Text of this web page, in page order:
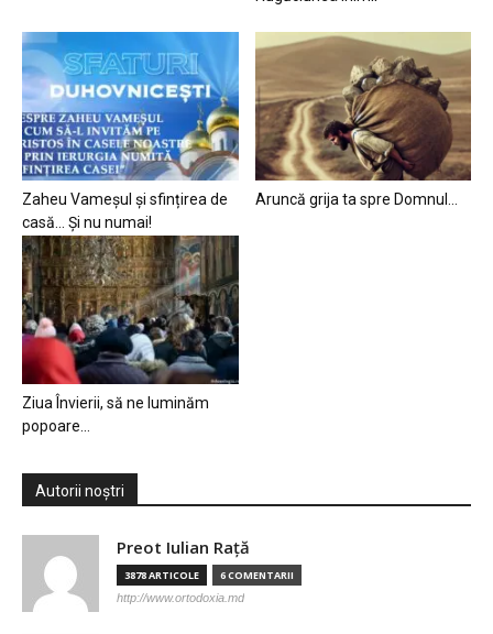
Zaheu Vameșul și sfințirea de
casă… Și nu numai!
Aruncă grija ta spre Domnul…
Ziua Învierii, să ne luminăm
popoare…
Autorii noștri
Preot Iulian Raţă
3878 ARTICOLE 6 COMENTARII
http://www.ortodoxia.md